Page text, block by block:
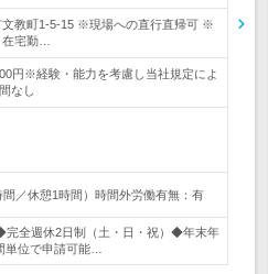
文教町1-5-15 ※現場への直行直帰可 ※
宅勤…
円※経験・能力を考慮し当社規定によ
なし
／休憩1時間）時間外労働有無：有
完全週休2日制（土・日・祝）◆年末年
位で申請可能…